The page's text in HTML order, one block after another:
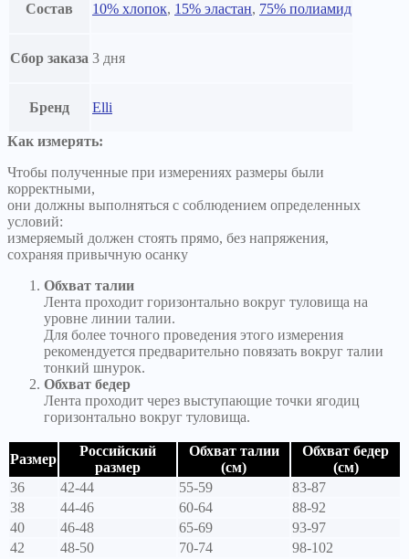
Состав 10% хлопок, 15% эластан, 75% полиамид
Сбор заказа 3 дня
Бренд Elli
Как измерять:
Чтобы полученные при измерениях размеры были
корректными,
они должны выполняться с соблюдением определенных
условий:
измеряемый должен стоять прямо, без напряжения,
сохраняя привычную осанку
Обхват талии
Лента проходит горизонтально вокруг туловища на
уровне линии талии.
Для более точного проведения этого измерения
рекомендуется предварительно повязать вокруг талии
тонкий шнурок.
Обхват бедер
Лента проходит через выступающие точки ягодиц
горизонтально вокруг туловища.
Размер
Российский
размер
Обхват талии
(см)
Обхват бедер
(см)
36
42-44 55-59
83-87
38
44-46 60-64
88-92
40
46-48 65-69
93-97
42
48-50 70-74
98-102